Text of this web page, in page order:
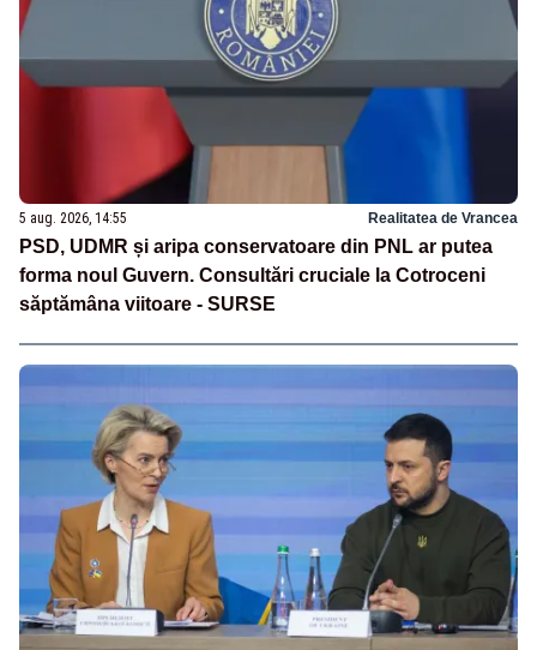
5 aug. 2026, 14:55 Realitatea de Vrancea
PSD, UDMR și aripa conservatoare din PNL ar putea
forma noul Guvern. Consultări cruciale la Cotroceni
săptămâna viitoare - SURSE